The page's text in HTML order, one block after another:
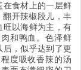
在食材上的一层鲜
翻开辣椒段儿，丰
旺以海鲜为主，有
和鸭血。色泽鲜
，似乎达到了更
度吸收香辣的汤